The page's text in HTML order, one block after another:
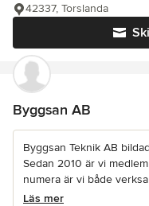
42337, Torslanda
Byggsan AB
Byggsan Teknik AB
Sedan 2010 är vi
numera är vi både
Läs mer